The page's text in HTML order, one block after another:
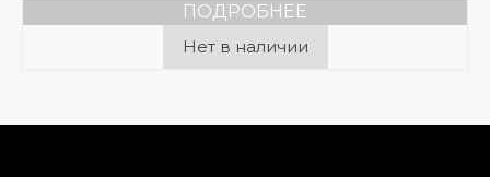
ПОДРОБНЕЕ
Нет в наличии